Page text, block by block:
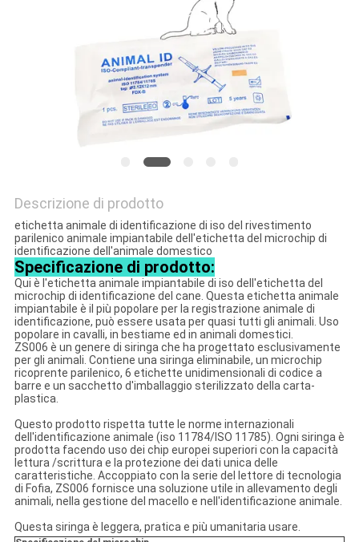
Descrizione di prodotto
etichetta animale di identificazione di iso del rivestimento
parilenico animale impiantabile dell'etichetta del microchip di
identificazione dell'animale domestico
Specificazione di prodotto:
Qui è l'etichetta animale impiantabile di iso dell'etichetta del
microchip di identificazione del cane. Questa etichetta animale
impiantabile è il più popolare per la registrazione animale di
identificazione, può essere usata per quasi tutti gli animali. Uso
popolare in cavalli, in bestiame ed in animali domestici.
ZS006 è un genere di siringa che ha progettato esclusivamente
per gli animali. Contiene una siringa eliminabile, un microchip
ricoprente parilenico, 6 etichette unidimensionali di codice a
barre e un sacchetto d'imballaggio sterilizzato della carta-
plastica.
Questo prodotto rispetta tutte le norme internazionali
dell'identificazione animale (iso 11784/ISO 11785). Ogni siringa è
prodotta facendo uso dei chip europei superiori con la capacità
lettura /scrittura e la protezione dei dati unica delle
caratteristiche. Accoppiato con la serie del lettore di tecnologia
di Fofia, ZS006 fornisce una soluzione utile in allevamento degli
animali, nella gestione del macello e nell'identificazione animale.
Questa siringa è leggera, pratica e più umanitaria usare.